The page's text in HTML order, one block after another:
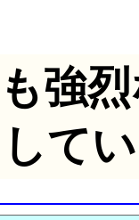
強
て